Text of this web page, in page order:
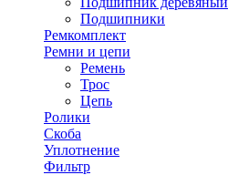
Подшипники
Ремкомплект
Ремни и цепи
Ремень
Трос
Цепь
Ролики
Скоба
Уплотнение
Фильтр